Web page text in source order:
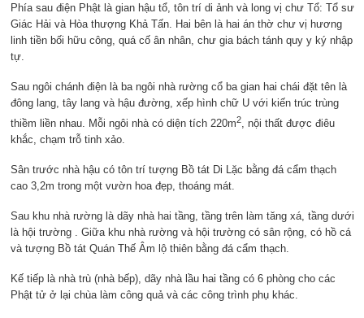
Phía sau điện Phật là gian hậu tổ, tôn trí di ảnh và long vị chư Tổ: Tổ sư
Giác Hải và Hòa thượng Khả Tấn. Hai bên là hai án thờ chư vị hương
linh tiền bối hữu công, quá cố ân nhân, chư gia bách tánh quy y ký nhập
tự.
Sau ngôi chánh điện là ba ngôi nhà rường cổ ba gian hai chái đặt tên là
đông lang, tây lang và hậu đường, xếp hình chữ U với kiến trúc trùng
thiềm liền nhau. Mỗi ngôi nhà có diện tích 220m2, nội thất được điêu
khắc, chạm trỗ tinh xảo.
Sân trước nhà hậu có tôn trí tượng Bồ tát Di Lặc bằng đá cẩm thạch
cao 3,2m trong một vườn hoa đẹp, thoáng mát.
Sau khu nhà rường là dãy nhà hai tầng, tầng trên làm tăng xá, tầng dưới
là hội trường . Giữa khu nhà rường và hội trường có sân rộng, có hồ cá
và tượng Bồ tát Quán Thế Âm lộ thiên bằng đá cẩm thạch.
Kế tiếp là nhà trù (nhà bếp), dãy nhà lầu hai tầng có 6 phòng cho các
Phật tử ở lại chùa làm công quả và các công trình phụ khác.